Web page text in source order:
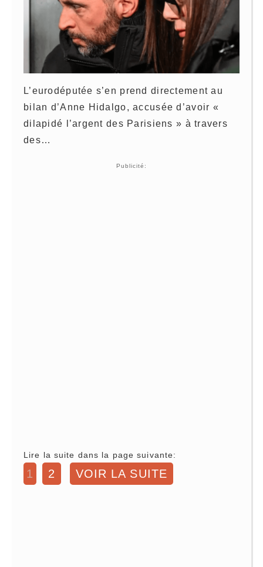
L’eurodéputée s’en prend directement au
bilan d’Anne Hidalgo, accusée d’avoir «
dilapidé l’argent des Parisiens » à travers
des…
Publicité:
Lire la suite dans la page suivante:
1 2 VOIR LA SUITE